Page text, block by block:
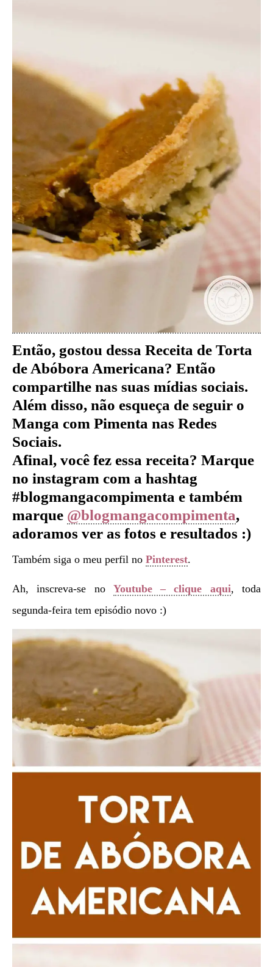
Então, gostou dessa Receita de Torta
de Abóbora Americana? Então
compartilhe nas suas mídias sociais.
Além disso, não esqueça de seguir o
Manga com Pimenta nas Redes
Sociais.
Afinal, você fez essa receita? Marque
no instagram com a hashtag
#blogmangacompimenta e também
marque @blogmangacompimenta,
adoramos ver as fotos e resultados :)
Também siga o meu perfil no Pinterest.
Ah, inscreva-se no Youtube – clique aqui, toda
segunda-feira tem episódio novo :)